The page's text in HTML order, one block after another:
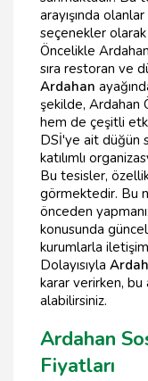
arayışında
seçenekler olarak
Öncelikle
sıra restoran ve
Ardahan
şekilde, Ardahan
hem de çeşitli
DSİ'ye ait düğün
katılımlı
Bu tesisler,
görmektedir. Bu
önceden
konusunda
kurumlarla
Dolayısıyla
karar verirken,
alabilirsiniz.
Ardahan
Fiyatları